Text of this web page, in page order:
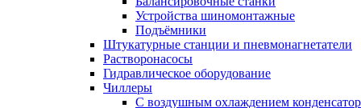
Устройства шиномонтажные
Подъёмники
Штукатурные станции и пневмонагнетатели
Растворонасосы
Гидравлическое оборудование
Чиллеры
С воздушным охлаждением